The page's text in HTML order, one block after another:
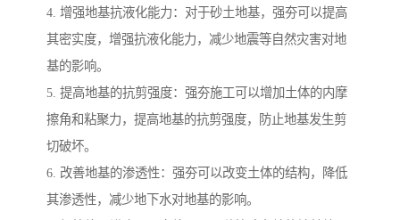
4. 增强地基抗液化能力：对于砂土地基，强夯可以提高
其密实度，增强抗液化能力，减少地震等自然灾害对地
基的影响。
5. 提高地基的抗剪强度：强夯施工可以增加土体的内摩
擦角和粘聚力，提高地基的抗剪强度，防止地基发生剪
切破坏。
6. 改善地基的渗透性：强夯可以改变土体的结构，降低
其渗透性，减少地下水对地基的影响。